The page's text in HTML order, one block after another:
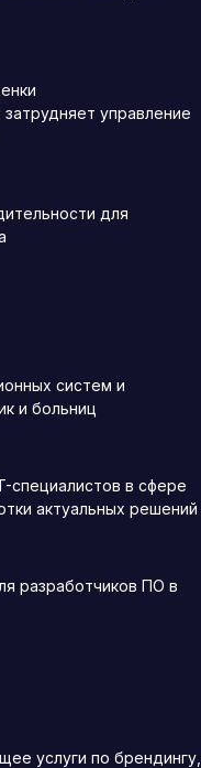
управление
для
систем и
и больниц
специалистов в сфере
актуальных решений
разработчиков ПО в
услуги по брендингу,